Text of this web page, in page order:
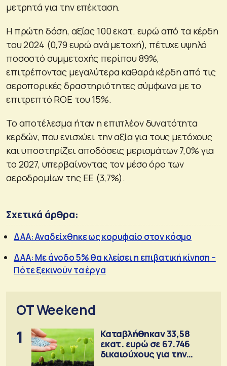
μετρητά για την επέκταση.
Η πρώτη δόση, αξίας 100 εκατ. ευρώ από τα κέρδη
του 2024 (0,79 ευρώ ανά μετοχή), πέτυχε υψηλό
ποσοστό συμμετοχής περίπου 89%,
επιτρέποντας μεγαλύτερα καθαρά κέρδη από τις
αεροπορικές δραστηριότητες σύμφωνα με το
επιτρεπτό ROE του 15%.
Το αποτέλεσμα ήταν η επιπλέον δυνατότητα
κερδών, που ενισχύει την αξία για τους μετόχους
και υποστηρίζει αποδόσεις μερισμάτων 7,0% για
το 2027, υπερβαίνοντας τον μέσο όρο των
αεροδρομίων της ΕΕ (3,7%).
Σχετικά άρθρα:
ΔΑΑ: Αναδείχθηκε ως κορυφαίο στον κόσμο
ΔΑΑ: Με άνοδο 5% θα κλείσει η επιβατική κίνηση –
Πότε ξεκινούν τα έργα
OT Weekend
1
Καταβλήθηκαν 33,58
εκατ. ευρώ σε 67.746
δικαιούχους για την